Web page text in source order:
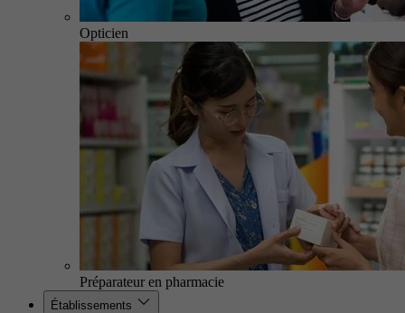
Opticien
Préparateur en pharmacie
Établissements